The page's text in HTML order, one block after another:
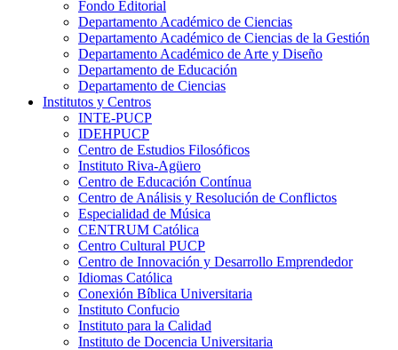
Fondo Editorial
Departamento Académico de Ciencias
Departamento Académico de Ciencias de la Gestión
Departamento Académico de Arte y Diseño
Departamento de Educación
Departamento de Ciencias
Institutos y Centros
INTE-PUCP
IDEHPUCP
Centro de Estudios Filosóficos
Instituto Riva-Agüero
Centro de Educación Contínua
Centro de Análisis y Resolución de Conflictos
Especialidad de Música
CENTRUM Católica
Centro Cultural PUCP
Centro de Innovación y Desarrollo Emprendedor
Idiomas Católica
Conexión Bíblica Universitaria
Instituto Confucio
Instituto para la Calidad
Instituto de Docencia Universitaria